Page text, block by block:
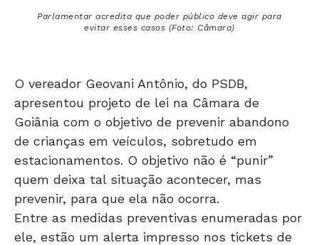
apresentou projeto de lei na Câmara de
Goiânia com o objetivo de prevenir abandono
de crianças em veículos, sobretudo em
estacionamentos. O objetivo não é “punir”
quem deixa tal situação acontecer, mas
prevenir, para que ela não ocorra.
Entre as medidas preventivas enumeradas por
ele, estão um alerta impresso nos tickets de
estacionamento para que os pais não